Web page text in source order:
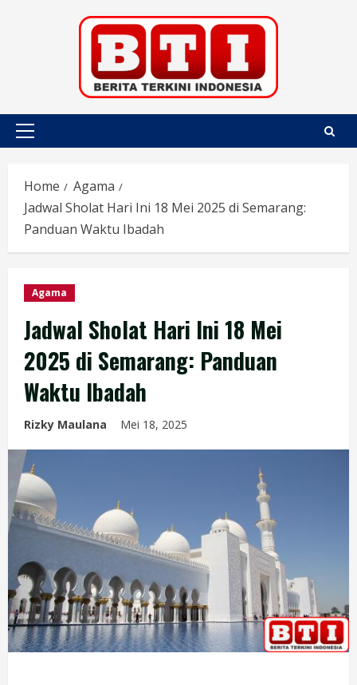
Primary
Home
Agama
Jadwal Sholat Hari Ini 18 Mei 2025 di Semarang:
Panduan Waktu Ibadah
Agama
Jadwal Sholat Hari Ini 18 Mei
2025 di Semarang: Panduan
Waktu Ibadah
Rizky Maulana Mei 18, 2025